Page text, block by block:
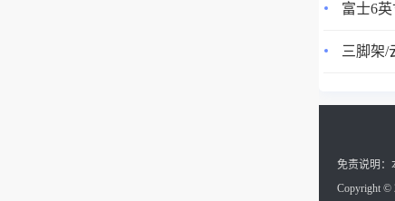
富士6
三脚架/
免责说明：
Copyright ©